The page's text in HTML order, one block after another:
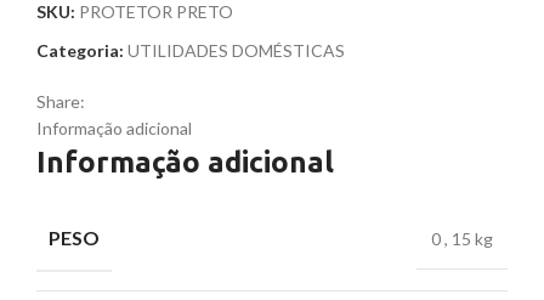
SKU: PROTETOR PRETO
Categoria: UTILIDADES DOMÉSTICAS
Share:
Informação adicional
Informação adicional
PESO 0, 15 kg